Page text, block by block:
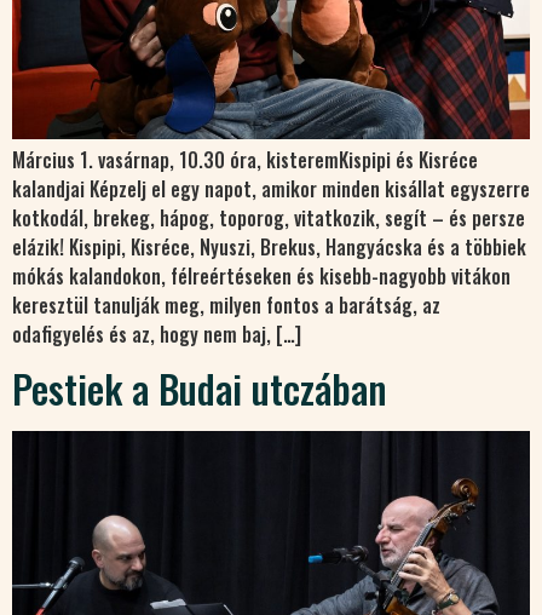
Március 1. vasárnap, 10.30 óra, kisteremKispipi és Kisréce
kalandjai Képzelj el egy napot, amikor minden kisállat egyszerre
kotkodál, brekeg, hápog, toporog, vitatkozik, segít – és persze
elázik! Kispipi, Kisréce, Nyuszi, Brekus, Hangyácska és a többiek
mókás kalandokon, félreértéseken és kisebb-nagyobb vitákon
keresztül tanulják meg, milyen fontos a barátság, az
odafigyelés és az, hogy nem baj, […]
Pestiek a Budai utczában